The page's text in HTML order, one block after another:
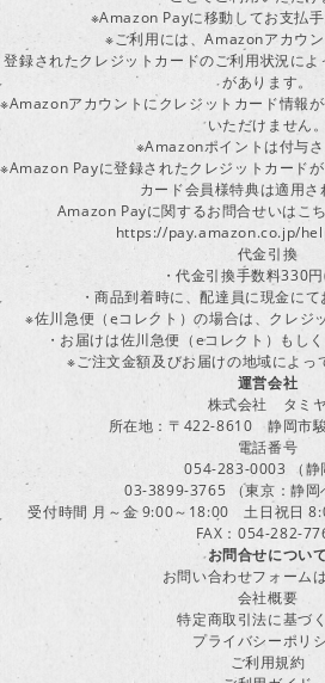
※Amazon Payに移動してお支払手
※ご利用には、Amazonアカウン
登録されたクレジットカードのご利用状況に
があります。
※Amazonアカウントにクレジットカード情報
いただけません。
※Amazonポイントは付与さ
※Amazon Payに登録されたクレジットカード
カード会員様特典は適用さ
Amazon Payに関するお問合せいはこ
https://pay.amazon.co.jp/
代金引換
・代金引換手数料330円
・商品到着時に、配達員に現金にて
※佐川急便（eコレクト）の場合は、クレジ
・お届けは佐川急便（eコレクト）もし
※ご注文金額及びお届けの地域によっ
運営会社
株式会社 タミヤ
所在地：〒422-8610 静岡市
電話番号
054-283-0003 （静
03-3899-3765 （東京：静岡
受付時間 月～金 9:00～18:00 土日祝日
FAX：054-282-
お問合せについて
お問い合わせフォーム
会社概要
特定商取引法に基づ
プライバシーポリ
ご利用規約